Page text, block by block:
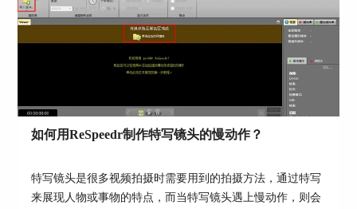
图4：效果对比
3、导出效果图片
添加完滤镜后，就可以导出图片了。点击左侧“导
出”按钮，选择建立为“动画-AVI”，然后设置相关
导出参数，一般只需要修改文件存储位置、文件名
钮就可以了。
如何用ReSpeedr制作特写镜头的慢动作？
特写镜头是很多视频拍摄时需要用到的拍摄方法，通过特写
来展现人物或事物的特点，而当特写镜头遇上慢动作，则会